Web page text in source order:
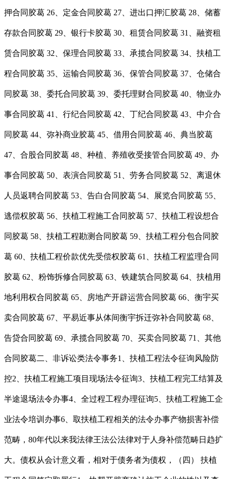
押合同胶葛 26、定金合同胶葛 27、进出口押汇胶葛 28、储蓄
存款合同胶葛 29、银行卡胶葛 30、租赁合同胶葛 31、融资租
赁合同胶葛 32、保理合同胶葛 33、承揽合同胶葛 34、扶植工
程合同胶葛 35、运输合同胶葛 36、保管合同胶葛 37、仓储合
同胶葛 38、委托合同胶葛 39、委托理财合同胶葛 40、物业办
事合同胶葛 41、行纪合同胶葛 42、丁纪合同胶葛 43、中介合
同胶葛 44、弥补商业胶葛 45、借用合同胶葛 46、典当胶葛
47、合股合同胶葛 48、种植、养殖收受接管合同胶葛 49、办
事合同胶葛 50、表演合同胶葛 51、劳务合同胶葛 52、离退休
人员返聘合同胶葛 53、告白合同胶葛 54、展览合同胶葛 55、
逃偿权胶葛 56、扶植工程施工合同胶葛 57、扶植工程设想合
同胶葛 58、扶植工程勘测合同胶葛 59、扶植工程分包合同胶
葛 60、扶植工程价款优先受偿权胶葛 61、扶植工程监理合同
胶葛 62、粉饰拆修合同胶葛 63、铁建筑合同胶葛 64、扶植用
地利用权合同胶葛 65、房地产开辟运营合同胶葛 66、衡宇买
卖合同胶葛 67、平易近事从体间衡宇拆迁弥补合同胶葛 68、
告贷合同胶葛 69、承揽合同胶葛 70、买卖合同胶葛 71、其他
合同胶葛二、非诉讼类法令事务1、扶植工程法令征询风险防
控2、扶植工程施工项目现场法令征询3、扶植工程完工结算及
半途退场法令办事4、全过程工程办理征询5、扶植工程施工企
业法令培训办事6、取扶植工程相关的法令办事产物损害补偿
范畴，80年代以来我法律王法公法律对于人身补偿范畴日趋扩
大。债权从会计意义看，相对于债务者为债权，（四） 扶植